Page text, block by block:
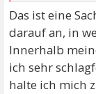
Das ist eine
darauf an, in
Innerhalb
ich sehr
halte ich mich